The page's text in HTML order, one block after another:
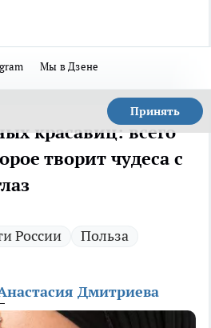
Мы в Дзене
Принять
красавиц: всего
творит чудеса с
России Польза
Дмитриева